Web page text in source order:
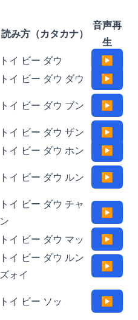
読み方（カタカナ）
音声再
生
トイ ビー ダウ
▶
トイ ビー ダウ ダウ
▶
トイ ビー ダウ ブン
▶
トイ ビー ダウ ザン
▶
トイ ビー ダウ ホン
▶
トイ ビー ダウ ルン ▶
トイ ビー ダウ チャ
ン
▶
トイ ビー ダウ マッ
▶
トイ ビー ダウ ルン
ズォイ
▶
トイ ビー ソッ
▶